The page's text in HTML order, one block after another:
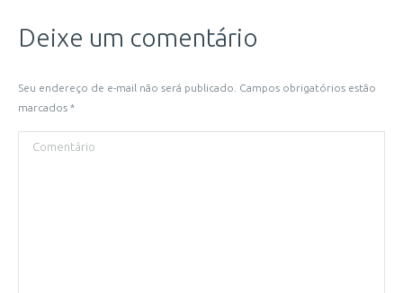
Deixe um comentário
Seu endereço de e-mail não será publicado. Campos obrigatórios estão
marcados *
Comentário